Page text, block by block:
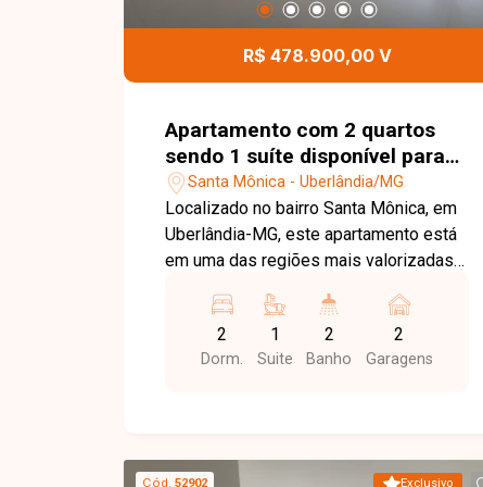
salão de festas, espaço gourmet com
coworking, proporcionando lazer,
moradores. Esta é uma excelente
oportunidade para quem busca um
apartamento moderno, completo e
muito bem localizado no bairro Santa
Mônica. Agende uma visita e venha
conhecer todos os detalhes deste
R$ 478.900,00 V
Apartamento com 2 quartos
sendo 1 suíte disponível para
venda no bairro Santa Mônica
em Uberlândia-MG
Santa Mônica - Uberlândia/MG
Localizado no bairro Santa Mônica, em
Uberlândia-MG, este apartamento está
em uma das regiões mais valorizadas
e fácil acesso às principais avenidas.
Próximo a universidades,
supermercados, escolas, farmácias,
O apartamento é constituído por sala
2
Dorm.
1
Suite
2
Banho
2
Garagens
Exclusivo
Cód. 52902